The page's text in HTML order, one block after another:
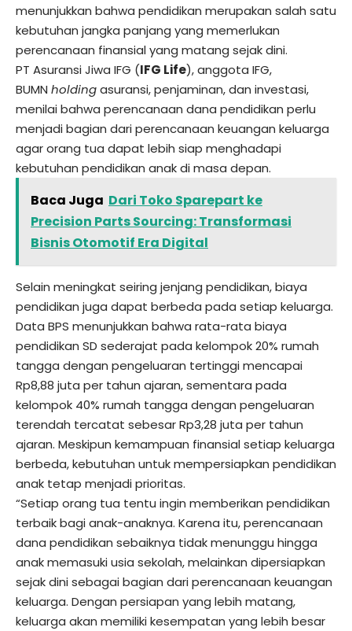
menunjukkan bahwa pendidikan merupakan salah satu
kebutuhan jangka panjang yang memerlukan
perencanaan finansial yang matang sejak dini.
PT Asuransi Jiwa IFG (IFG Life), anggota IFG,
BUMN holdingasuransi, penjaminan, dan investasi,
menilai bahwa perencanaan dana pendidikan perlu
menjadi bagian dari perencanaan keuangan keluarga
agar orang tua dapat lebih siap menghadapi
kebutuhan pendidikan anak di masa depan.
Baca Juga Dari Toko Sparepart ke
Precision Parts Sourcing: Transformasi
Bisnis Otomotif Era Digital
Selain meningkat seiring jenjang pendidikan, biaya
pendidikan juga dapat berbeda pada setiap keluarga.
Data BPS menunjukkan bahwa rata-rata biaya
pendidikan SD sederajat pada kelompok 20% rumah
tangga dengan pengeluaran tertinggi mencapai
Rp8,88 juta per tahun ajaran, sementara pada
kelompok 40% rumah tangga dengan pengeluaran
terendah tercatat sebesar Rp3,28 juta per tahun
ajaran. Meskipun kemampuan finansial setiap keluarga
berbeda, kebutuhan untuk mempersiapkan pendidikan
anak tetap menjadi prioritas.
“Setiap orang tua tentu ingin memberikan pendidikan
terbaik bagi anak-anaknya. Karena itu, perencanaan
dana pendidikan sebaiknya tidak menunggu hingga
anak memasuki usia sekolah, melainkan dipersiapkan
sejak dini sebagai bagian dari perencanaan keuangan
keluarga. Dengan persiapan yang lebih matang,
keluarga akan memiliki kesempatan yang lebih besar